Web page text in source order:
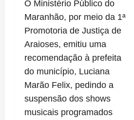
O Ministério Público do
Maranhão, por meio da 1ª
Promotoria de Justiça de
Araioses, emitiu uma
recomendação à prefeita
do município, Luciana
Marão Felix, pedindo a
suspensão dos shows
musicais programados